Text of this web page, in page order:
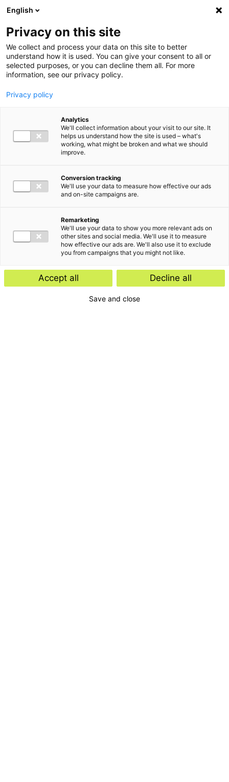
Ga direct naar de inhoud
English
Privacy on this site
We collect and process your data on this site to better
understand how it is used. You can give your consent to all or
selected purposes, or you can decline them all. For more
information, see our privacy policy.
Privacy policy
Analytics
We'll collect information about your visit to our site. It
helps us understand how the site is used – what's
working, what might be broken and what we should
improve.
Conversion tracking
We'll use your data to measure how effective our ads
and on-site campaigns are.
Remarketing
We'll use your data to show you more relevant ads on
other sites and social media. We'll use it to measure
how effective our ads are. We'll also use it to exclude
you from campaigns that you might not like.
Accept all Decline all
Save and close